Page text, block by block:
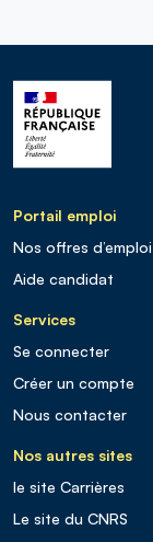
Portail emploi
Nos offres d’emploi
Aide candidat
Services
Se connecter
Créer un compte
Nous contacter
Nos autres sites
le site Carrières
Le site du CNRS